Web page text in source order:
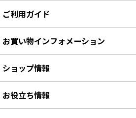
ご利用ガイド
お買い物インフォメーション
ショップ情報
お役立ち情報